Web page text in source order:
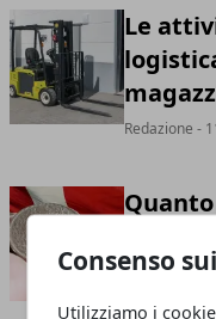
Consenso
Utilizziamo i
Le
Redazione -
Redazione-